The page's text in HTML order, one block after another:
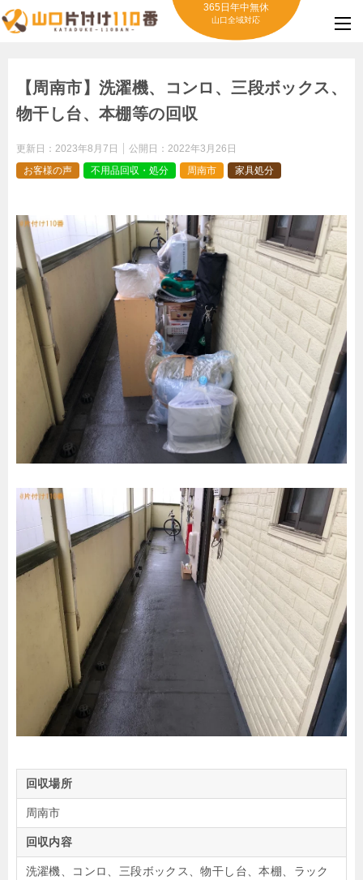
365日年中無休
山口全域対応
【周南市】洗濯機、コンロ、三段ボックス、
物干し台、本棚等の回収
更新日： 2023年8月7日 公開日： 2022年3月26日
お客様の声
不用品回収・処分 周南市 家具処分
回収場所
周南市
回収内容
洗濯機、コンロ、三段ボックス、物干し台、本棚、ラック